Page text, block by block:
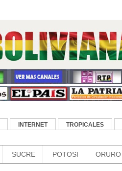
INTERNET TROPICALES
SUCRE POTOSI ORURO